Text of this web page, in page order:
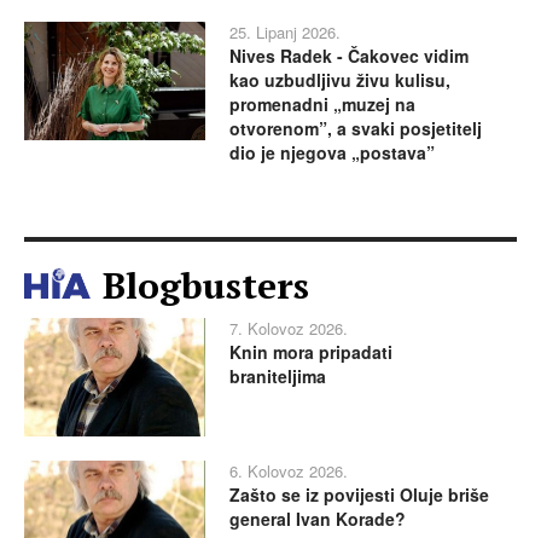
25. Lipanj 2026.
Nives Radek - Čakovec vidim
kao uzbudljivu živu kulisu,
promenadni „muzej na
otvorenom”, a svaki posjetitelj
dio je njegova „postava”
Blogbusters
7. Kolovoz 2026.
Knin mora pripadati
braniteljima
6. Kolovoz 2026.
Zašto se iz povijesti Oluje briše
general Ivan Korade?